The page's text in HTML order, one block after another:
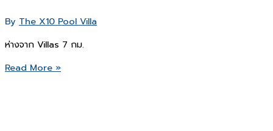
By The X10 Pool Villa
ห่างจาก Villas 7 กม.
ทุ่ง
Read More »